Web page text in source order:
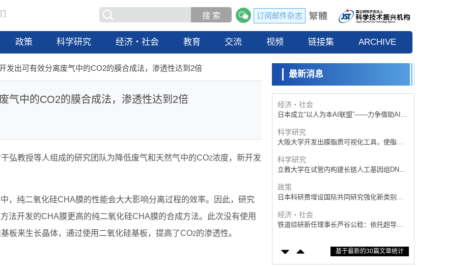
政策 科学研究 经济・社会 教育 交流 视频 链接集 ARCHIVE
订阅邮件杂志
发出可有效分离废气中的CO2的膜合成法，渗透性达到2倍
气中的CO2的膜合成法，渗透性达到2倍
弘教授等人组成的研究团队为降低废气和天然气中的CO2浓度，新开发
，纯二氧化硅CHA膜的性能会大大影响分离过程的效率。因此，研究
法开发的CHA膜更高的纯二氧化硅CHA膜的合成方法。此次没有使用
板来生长晶体，通过使用二氧化硅基板，提高了CO2的渗透性。
最新消息
政策
日本科研费增设国际共同研究强化新类别，
促进青年研究人员赴海外开展研究
用于量子计算机
科学研究
开发出300亿年仅误差1秒的光晶格钟，构建
网络将其打造为下一代社会基础设施
经济・社会
日本成立“以人为本AI联盟”——力争借助AI拓
科学研究
大阪大学开发出膜脂质可视化工具，使脂质
科学研究
立教大学在试管内构建长链人工基因组DNA
工细胞
政策
日本科研费增设国际共同研究强化新类别，
经济・社会
铁道综研新任理事长芦谷公稔：依托超导和
东京大学通过叶绿体基因组编辑技术强化碳
基于最新的30篇文章统计